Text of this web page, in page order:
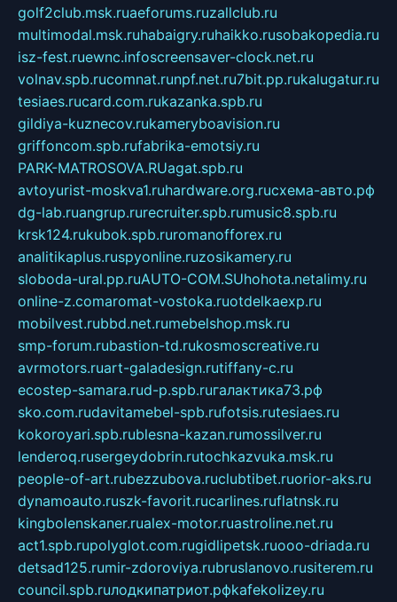
golf2club.msk.ruaeforums.ruzallclub.ru
multimodal.msk.ruhabaigry.ruhaikko.rusobakopedia.ru
isz-fest.ruewnc.infoscreensaver-clock.net.ru
volnav.spb.rucomnat.runpf.net.ru7bit.pp.rukalugatur.ru
tesiaes.rucard.com.rukazanka.spb.ru
gildiya-kuznecov.rukameryboavision.ru
griffoncom.spb.rufabrika-emotsiy.ru
PARK-MATROSOVA.RUagat.spb.ru
avtoyurist-moskva1.ruhardware.org.ruсхема-авто.рф
dg-lab.ruangrup.rurecruiter.spb.rumusic8.spb.ru
krsk124.rukubok.spb.ruromanofforex.ru
analitikaplus.ruspyonline.ruzosikamery.ru
sloboda-ural.pp.ruAUTO-COM.SUhohota.netalimy.ru
online-z.comaromat-vostoka.ruotdelkaexp.ru
mobilvest.rubbd.net.rumebelshop.msk.ru
smp-forum.rubastion-td.rukosmoscreative.ru
avrmotors.ruart-galadesign.rutiffany-c.ru
ecostep-samara.rud-p.spb.ruгалактика73.рф
sko.com.rudavitamebel-spb.rufotsis.rutesiaes.ru
kokoroyari.spb.rublesna-kazan.rumossilver.ru
lenderoq.rusergeydobrin.rutochkazvuka.msk.ru
people-of-art.rubezzubova.ruclubtibet.ruorior-aks.ru
dynamoauto.ruszk-favorit.rucarlines.ruflatnsk.ru
kingbolenskaner.rualex-motor.ruastroline.net.ru
act1.spb.rupolyglot.com.rugidlipetsk.ruooo-driada.ru
detsad125.rumir-zdoroviya.rubruslanovo.rusiterem.ru
council.spb.ruлодкипатриот.рфkafekolizey.ru